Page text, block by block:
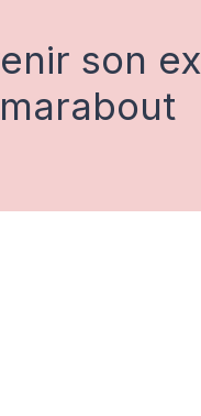
son ex